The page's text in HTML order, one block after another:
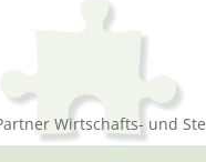
Wirtschafts- und